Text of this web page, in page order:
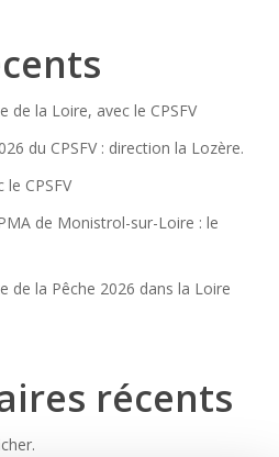
de la Loire, avec le CPSFV
du CPSFV : direction la Lozère.
CPSFV
de Monistrol-sur-Loire : le
de la Pêche 2026 dans la Loire
récents